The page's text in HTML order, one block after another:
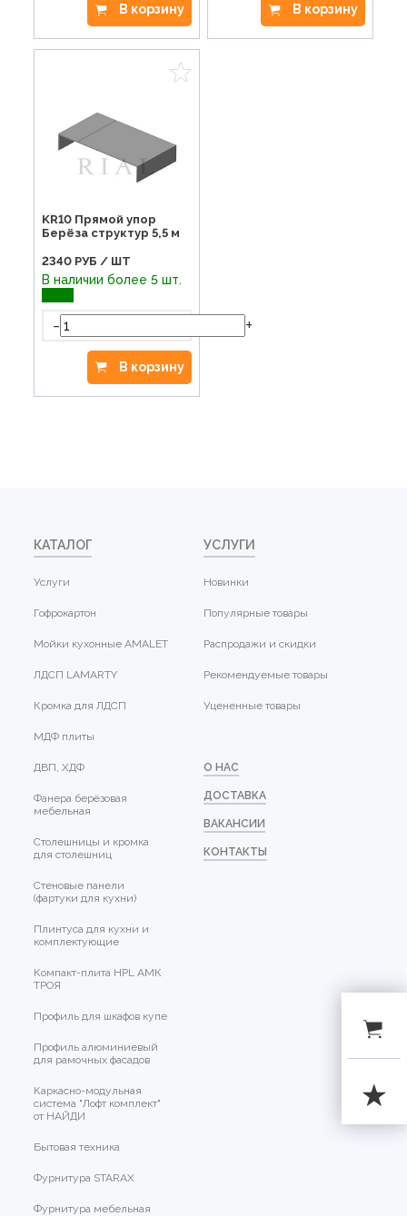
В корзину В корзину
KR10 Прямой упор
Берёза структур 5,5 м
2340 РУБ / ШТ
В наличии более 5 шт.
- +
В корзину
КАТАЛОГ
Услуги
Гофрокартон
Мойки кухонные AMALET
ЛДСП LAMARTY
Кромка для ЛДСП
МДФ плиты
ДВП, ХДФ
Фанера берёзовая
мебельная
Столешницы и кромка
для столешниц
Стеновые панели
(фартуки для кухни)
Плинтуса для кухни и
комплектующие
Компакт-плита HPL АМК
ТРОЯ
Профиль для шкафов купе
Профиль алюминиевый
для рамочных фасадов
Каркасно-модульная
система "Лофт комплект"
от НАЙДИ
Бытовая техника
Фурнитура STARAX
Фурнитура мебельная
УСЛУГИ
Новинки
Популярные товары
Распродажи и скидки
Рекомендуемые товары
Уцененные товары
О НАС
ДОСТАВКА
ВАКАНСИИ
КОНТАКТЫ